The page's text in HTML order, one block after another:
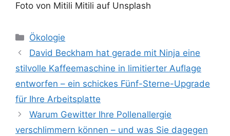
Foto von Mitili Mitili auf Unsplash
Kategorien
Ökologie
David Beckham hat gerade mit Ninja eine
stilvolle Kaffeemaschine in limitierter Auflage
entworfen – ein schickes Fünf-Sterne-Upgrade
für Ihre Arbeitsplatte
Warum Gewitter Ihre Pollenallergie
verschlimmern können – und was Sie dagegen